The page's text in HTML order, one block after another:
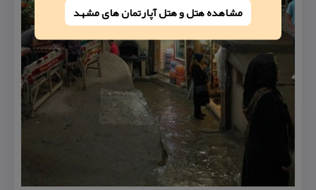
مشاهده هتل و هتل‌ آپارتمان های مشهد